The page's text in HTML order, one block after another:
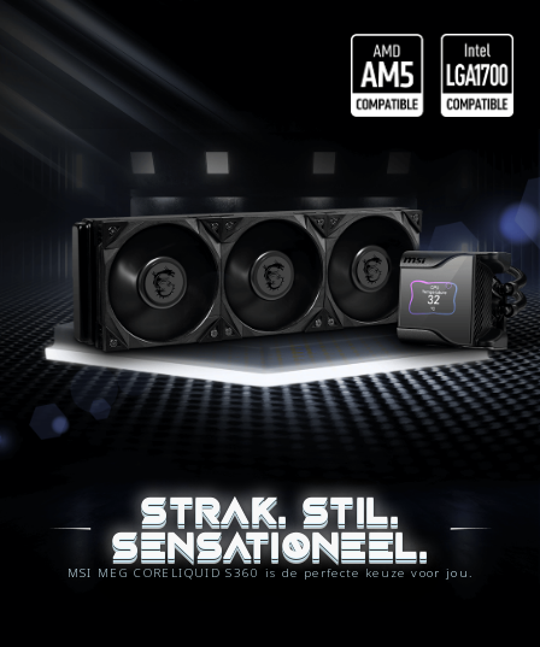
STRAK. STIL.
SENSATIONEEL.
MSI MEG CORELIQUID S360 is de perfecte keuze voor jou.